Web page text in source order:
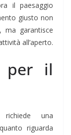
il paesaggio
giusto non
ma garantisce
all’aperto.
per il
richiede una
riguarda